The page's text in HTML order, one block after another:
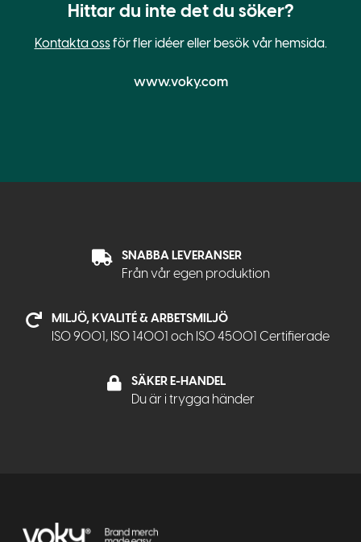
Hittar du inte det du söker?
Kontakta ossför fler idéer eller besök vår hemsida.
www.voky.com
SNABBA LEVERANSER
Från vår egen produktion
MILJÖ, KVALITÉ & ARBETSMILJÖ
ISO 9001, ISO 14001 och ISO 45001 Certifierade
SÄKER E-HANDEL
Du är i trygga händer